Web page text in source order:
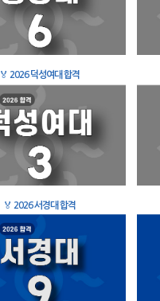
🏅 2026 덕성여대 합격
🏅 2026 서경대 합격